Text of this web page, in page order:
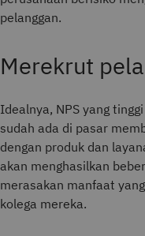
pelanggan.
Merekrut
Idealnya, NPS yang
sudah ada di pasar
dengan produk dan
akan menghasilkan
merasakan manfaat
kolega mereka.